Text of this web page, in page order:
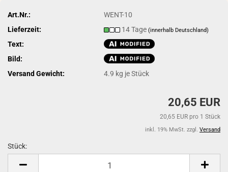
Art.Nr.:
WENT-10
Lieferzeit:
14 Tage(innerhalb Deutschland)
Text:
Bild:
Versand Gewicht:
4.9 kg je Stück
20,65 EUR
20,65 EUR pro 1 Stück
inkl. 19% MwSt. zzgl. Versand
Stück: